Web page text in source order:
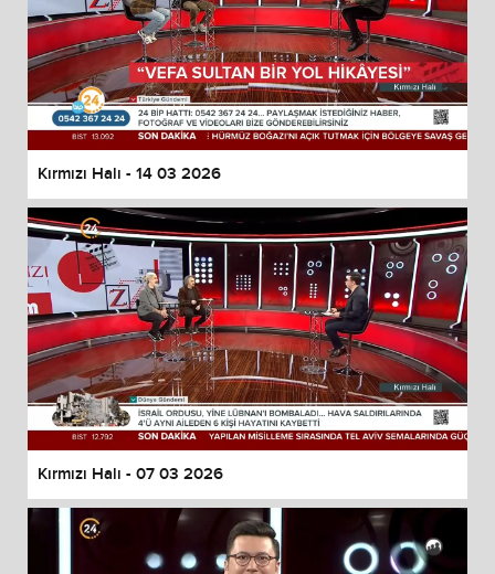
Kırmızı Halı - 14 03 2026
Kırmızı Halı - 07 03 2026